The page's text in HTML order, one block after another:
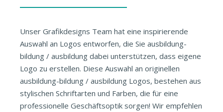
Unser Grafikdesigns Team hat eine inspirierende
Auswahl an Logos entworfen, die Sie ausbildung-
bildung / ausbildung dabei unterstützen, dass eigene
Logo zu erstellen. Diese Auswahl an originellen
ausbildung-bildung / ausbildung Logos, bestehen aus
stylischen Schriftarten und Farben, die für eine
professionelle Geschäftsoptik sorgen! Wir empfehlen